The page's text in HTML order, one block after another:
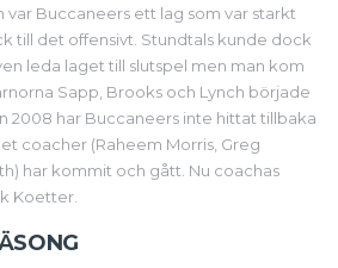
var Buccaneers ett lag som var starkt
till det offensivt. Stundtals kunde dock
leda laget till slutspel men man kom
Sapp, Brooks och Lynch började
2008 har Buccaneers inte hittat tillbaka
coacher (Raheem Morris, Greg
har kommit och gått. Nu coachas
Koetter.